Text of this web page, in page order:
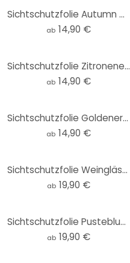
Sichtschutzfolie Autumn Waterfall - quadratisch
ab 14,90 €
Sichtschutzfolie Zitroneneiswürfel - quadratisch
ab 14,90 €
Sichtschutzfolie Goldener Herbst - quadratisch
ab 14,90 €
Sichtschutzfolie Weingläser - quadratisch
ab 19,90 €
Sichtschutzfolie Pusteblumen-Poesie
ab 19,90 €